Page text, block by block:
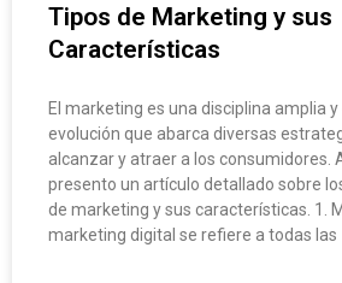
Tipos de Marketing y sus
Características
El marketing es una disciplina amplia
evolución que abarca diversas
alcanzar y atraer a los consumidores.
presento un artículo detallado sobre
de marketing y sus características. 1.
marketing digital se refiere a todas las